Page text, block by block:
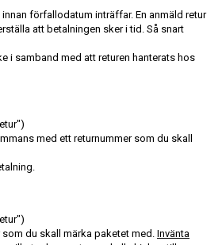
förfallodatum inträffar. En anmäld retur
att betalningen sker i tid. Så snart
i samband med att returen hanterats hos
med ett returnummer som du skall
du skall märka paketet med. Invänta